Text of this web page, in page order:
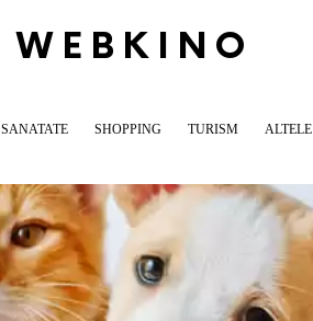
WEBKINO
SANATATE SHOPPING TURISM ALTELE